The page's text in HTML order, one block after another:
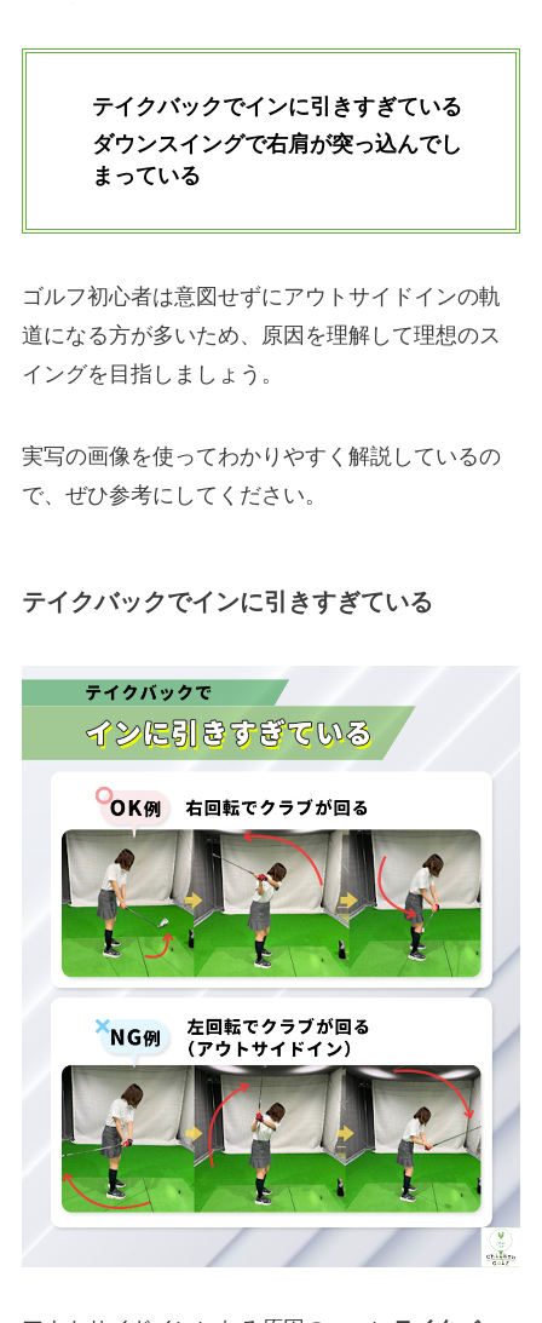
テイクバックでインに引きすぎている
ダウンスイングで右肩が突っ込んでし
まっている
ゴルフ初心者は意図せずにアウトサイドインの軌
道になる方が多いため、原因を理解して理想のス
イングを目指しましょう。
実写の画像を使ってわかりやすく解説しているの
で、ぜひ参考にしてください。
テイクバックでインに引きすぎている